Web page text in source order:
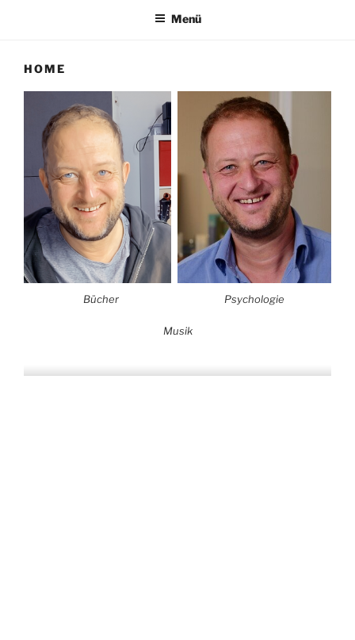
Menü
HOME
Bücher Psychologie
Musik